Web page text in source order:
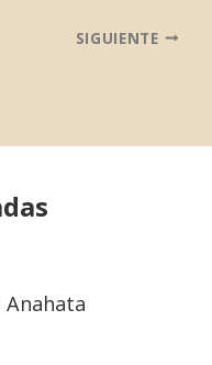
SIGUIENTE
Anahata